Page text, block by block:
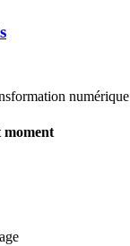
numérique
moment